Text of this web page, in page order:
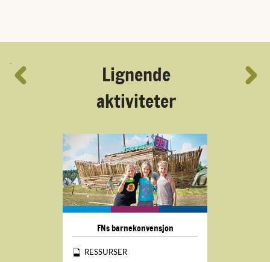
´
Lignende
aktiviteter
FNs barnekonvensjon
RESSURSER